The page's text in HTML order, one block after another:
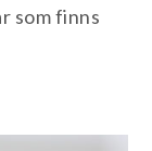
som finns